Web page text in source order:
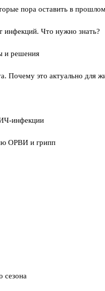
пора оставить в прошлом
инфекций. Что нужно знать?
и решения
Почему это актуально для
инфекции
ОРВИ и грипп
сезона